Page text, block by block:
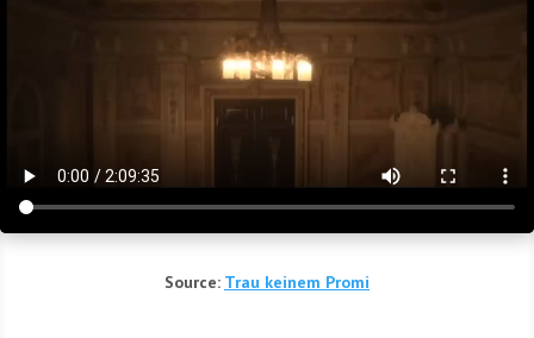
Source: Trau kei­nem Promi